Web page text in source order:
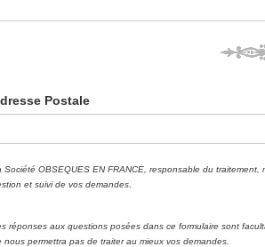
Postale
Société OBSEQUES EN FRANCE, responsable du
et suivi de vos demandes
réponses aux questions posées dans ce formulaire sont
nous permettra pas de traiter au mieux vos demandes.